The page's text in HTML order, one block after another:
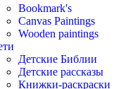
Bookmark's
Canvas Paintings
Wooden paintings
Детские Библии
Детские рассказы
Книжки-раскраски